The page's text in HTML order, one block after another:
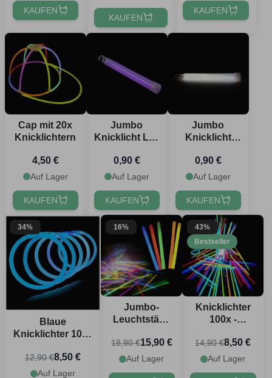
KAUFEN
KAUFEN
KAUFEN
Cap mit 20x
Knicklichtern
4,50 €
Auf Lager
KAUFEN
Jumbo
Knicklicht Lila
0,90 €
Auf Lager
KAUFEN
Jumbo
Knicklicht
cm
0,90 €
Auf Lager
KAUFEN
34%
Blaue
Knicklichter 100x
Selbstleuchtende
Armbänder
12,90 €8,50 €
Auf Lager
16%
Jumbo-
Leuchtstäbe
1,2x25 cm
18,90 €15,90 €
Auf Lager
43%
Bestseller
Knicklichter
100x -
mehrfarbige
Armbänder
14,90 €8,50 €
Auf Lager